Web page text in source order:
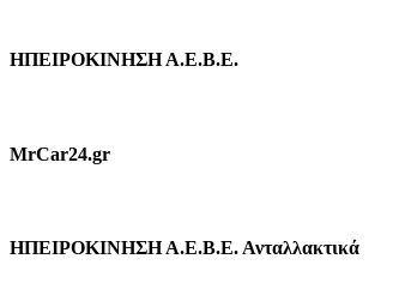
ΗΠΕΙΡΟΚΙΝΗΣΗ Α.Ε.Β.Ε.
MrCar24.gr
ΗΠΕΙΡΟΚΙΝΗΣΗ Α.Ε.Β.Ε. Ανταλλακτικά